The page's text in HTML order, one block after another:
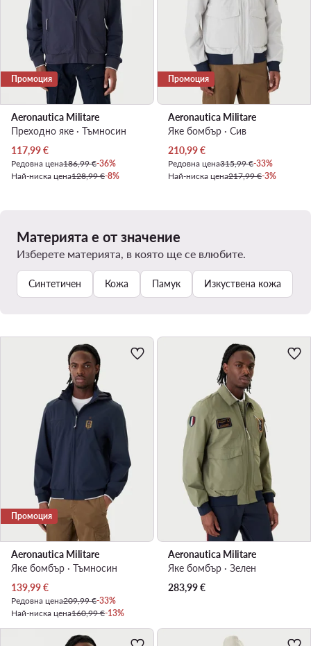
Промоция
Aeronautica Militare
Преходно яке · Тъмносин
Актуална цена
117,99€
Редовна цена186,99 €-36%
Най-ниска цена128,99 €-8%
Промоция
Aeronautica Militare
Яке бомбър · Сив
Актуална цена
210,99€
Редовна цена315,99 €-33%
Най-ниска цена217,99 €-3%
Материята е от значение
Изберете материята, в която ще се влюбите.
Синтетичен Кожа Памук Изкуствена кожа
Промоция
Aeronautica Militare
Яке бомбър · Тъмносин
Актуална цена
139,99€
Редовна цена209,99 €-33%
Най-ниска цена160,99 €-13%
Aeronautica Militare
Яке бомбър · Зелен
283,99€